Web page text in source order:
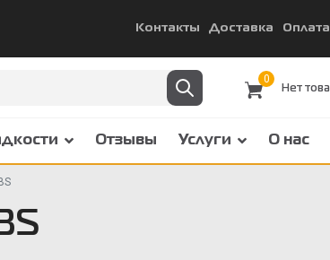
Контакты Доставка Оплата
0
Отзывы Услуги О нас